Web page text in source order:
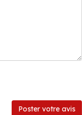
Poster votre avis